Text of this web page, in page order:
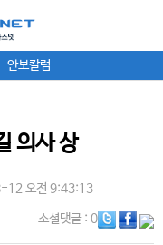
안보칼럼
의사 상
12 오전 9:43:13
소셜댓글: 0